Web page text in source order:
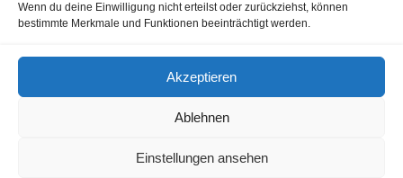
Wenn du deine Einwilligung nicht erteilst oder zurückziehst, können
bestimmte Merkmale und Funktionen beeinträchtigt werden.
Akzeptieren
Ablehnen
Einstellungen ansehen
Impressum
Datenschutzerklärung
Cookie-Richtlinie (EU)
office@sab-group.com